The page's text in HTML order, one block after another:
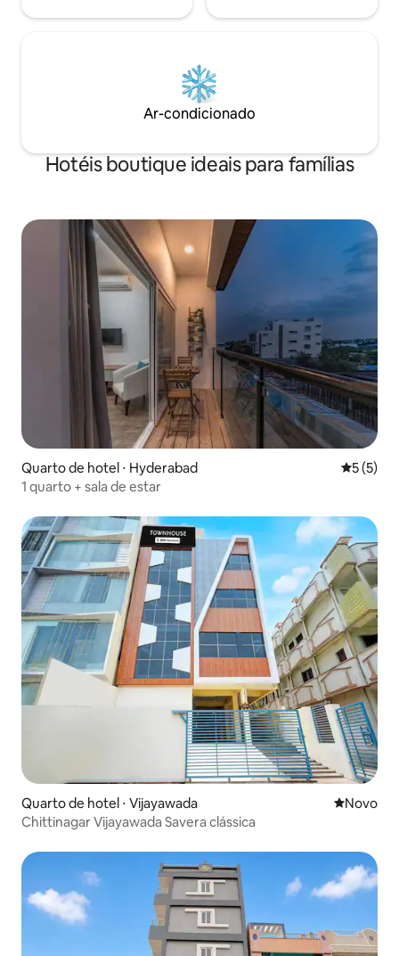
Ar-condicionado
Hotéis boutique ideais para famílias
Quarto de hotel ⋅ Hyderabad 5 de
5 (5)
1 quarto + sala de estar
Quarto de hotel ⋅ Vijayawada Novo
Novo
Chittinagar Vijayawada Savera clássica